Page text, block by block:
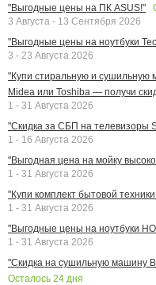
"Выгодные цены на ПК ASUS!"
3 Августа - 13 Сентября 2026
"Выгодные цены на ноутбуки
3 - 23 Августа 2026
"Купи стиральную и
Midea или Toshiba — получи
1 - 31 Августа 2026
"Скидка за СБП на телевизоры
1 - 16 Августа 2026
"Выгодная цена на мойку
1 - 31 Августа 2026
"Купи комплект бытовой
1 - 31 Августа 2026
"Выгодные цены на ноутбуки
1 - 31 Августа 2026
"Скидка на сушильную машину
Осталось 24 дня